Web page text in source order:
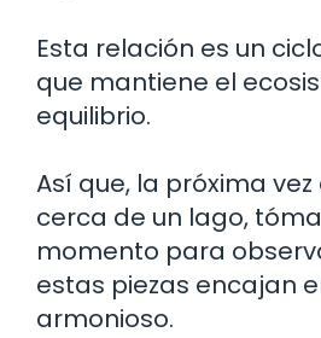
Esta relación es un
que mantiene el
equilibrio.
Así que, la próxima
cerca de un lago,
momento para
estas piezas encajan
armonioso.